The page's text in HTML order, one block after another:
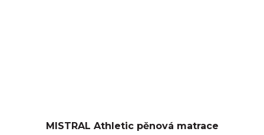
MISTRAL Athletic pěnová matrace